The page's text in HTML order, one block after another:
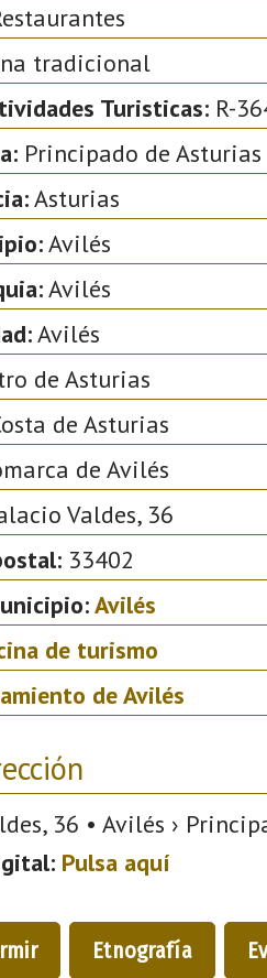
tradicional
Turisticas:R-
Principado de Asturias
Asturias
Avilés
Avilés
Avilés
de Asturias
de Asturias
de Avilés
Valdes, 36
33402
Avilés
de turismo
de Avilés
36 • Avilés ›
Pulsa aquí
Etnografía